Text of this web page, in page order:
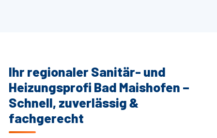
Ihr regionaler Sanitär- und
Heizungsprofi Bad Maishofen –
Schnell, zuverlässig &
fachgerecht